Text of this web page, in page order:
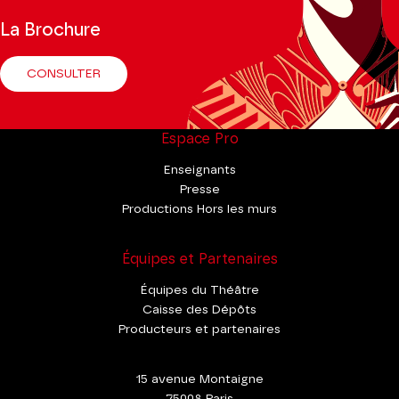
La Brochure
CONSULTER
Espace Pro
Enseignants
Presse
Productions Hors les murs
Équipes et Partenaires
Équipes du Théâtre
Caisse des Dépôts
Producteurs et partenaires
15 avenue Montaigne